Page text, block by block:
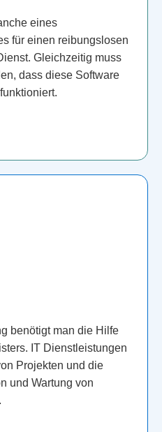
eines
für einen reibungslosen
Gleichzeitig muss
dass diese Software
benötigt man die Hilfe
IT Dienstleistungen
Projekten und die
und Wartung von